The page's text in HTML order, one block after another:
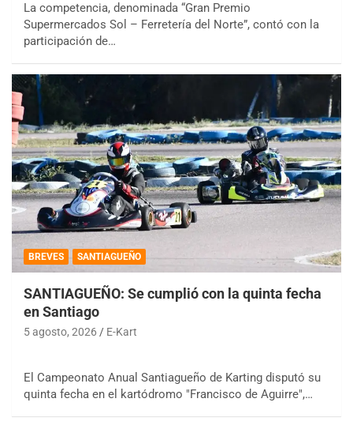
La competencia, denominada “Gran Premio
Supermercados Sol – Ferretería del Norte”, contó con la
participación de…
BREVES SANTIAGUEÑO
SANTIAGUEÑO: Se cumplió con la quinta fecha
en Santiago
5 agosto, 2026 E-Kart
El Campeonato Anual Santiagueño de Karting disputó su
quinta fecha en el kartódromo "Francisco de Aguirre",…